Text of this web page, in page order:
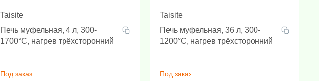
Taisite
Печь муфельная, 4 л, 300-
1700°C, нагрев трёхсторонний
Под заказ
Taisite
Печь муфельная, 36 л, 300-
1200°C, нагрев трёхсторонний
Под заказ